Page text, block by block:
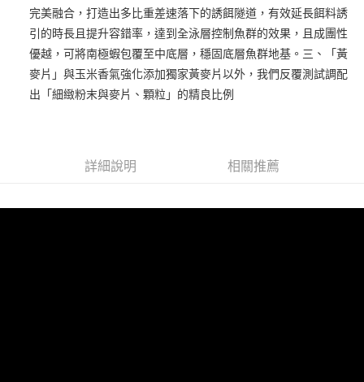
４．使用「AFTEE先享後付」時，將依據個別帳號之用戶狀況，依本公司即
請求用戶進行身份認證。
５．嚴禁一人註冊多個帳號或使用他人資訊註冊。若發現惡意使用之情形，
恩沛科技股份有限公司將有權停止該用戶之使用額度並採取法律行動。
完美融合，打造出多比重差速落下的誘餌隧道，有效延長餌料誘
引的時長且提升容錯率，達到全泳層控制魚群的效果，且成團性
優越，可將南極蝦包覆至中底層，穩固底層魚群地基。三、「黃
麥片」與玉米香氣強化添加獨家黃麥片以外，我們反覆測試調配
出「細緻粉末與麥片、顆粒」的精良比例
詳細說明 相關推薦